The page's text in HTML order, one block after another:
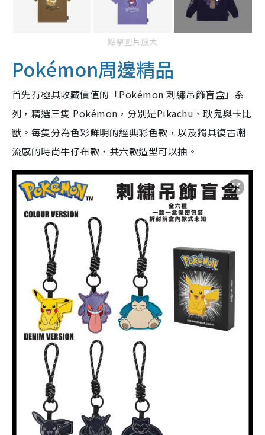
點擊圖片放大
Pokémon周邊精品
首先有極具收藏價值的「Pokémon 刺繡吊飾盲盒」系
列，精選三隻 Pokémon，分別是Pikachu、耿鬼與卡比
獸。每隻分為色彩鮮明的經典彩色款，以及獨具復古潮
流感的時尚牛仔布款，共六款造型可以抽。